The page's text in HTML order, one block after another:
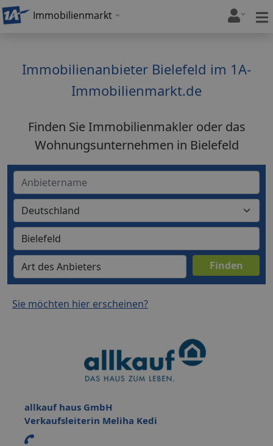
Immobilienmarkt
Immobilienanbieter Bielefeld im 1A-
Immobilienmarkt.de
Finden Sie Immobilienmakler oder das
Wohnungsunternehmen in Bielefeld
Sie möchten hier erscheinen?
allkauf haus GmbH
Verkaufsleiterin Meliha Kedi